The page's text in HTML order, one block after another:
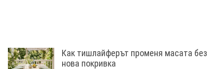
Как тишлайферът променя масата без
нова покривка